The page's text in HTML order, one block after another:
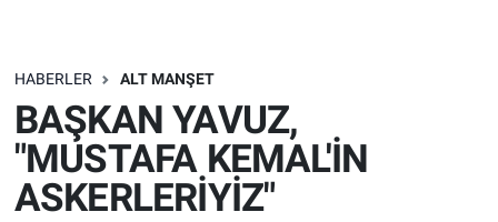
HABERLER ALT MANŞET
BAŞKAN YAVUZ,
"MUSTAFA KEMAL'İN
ASKERLERİYİZ"